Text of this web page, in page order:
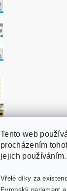
Tento web
procházením
jejich používáním.
Vřelé díky za